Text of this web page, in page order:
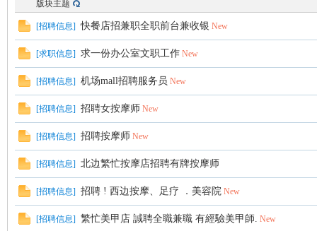
版块主题
[招聘信息] 快餐店招兼职全职前台兼收银 New
[求职信息] 求一份办公室文职工作 New
[招聘信息] 机场mall招聘服务员 New
[招聘信息] 招聘女按摩师 New
[招聘信息] 招聘按摩师 New
[招聘信息] 北边繁忙按摩店招聘有牌按摩师
[招聘信息] 招聘 ! 西边按摩、足疗 ．美容院 New
[招聘信息] 繁忙美甲店 誠聘全職兼職 有經驗美甲師. New